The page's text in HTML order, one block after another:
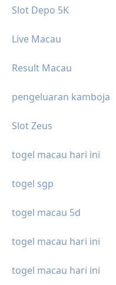
Slot Depo 5K
Live Macau
Result Macau
pengeluaran kamboja
Slot Zeus
togel macau hari ini
togel sgp
togel macau 5d
togel macau hari ini
togel macau hari ini